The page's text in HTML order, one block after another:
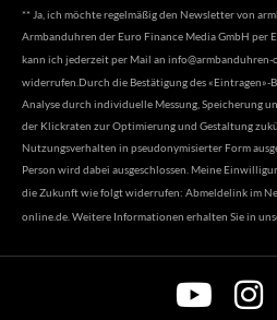
** Ja, ich möchte regelmäßig den Newsletter von
Armbanduhren der Euro Finance Media GmbH per
kann ich jederzeit per Mail an info@armbanduhren-
widerrufen.Durch die Bestätigung des
Analyse durch individuelle Messung, Speicherung
der Klickraten zur Optimierung und Gestaltung
Nutzungsverhalten in pseudonymisierter Form
Person wird dabei ausgeschlossen. Meine
die Zukunft wie folgt widerrufen: Abmeldelink im
online.de . Weitere Informationen erhalten Sie in